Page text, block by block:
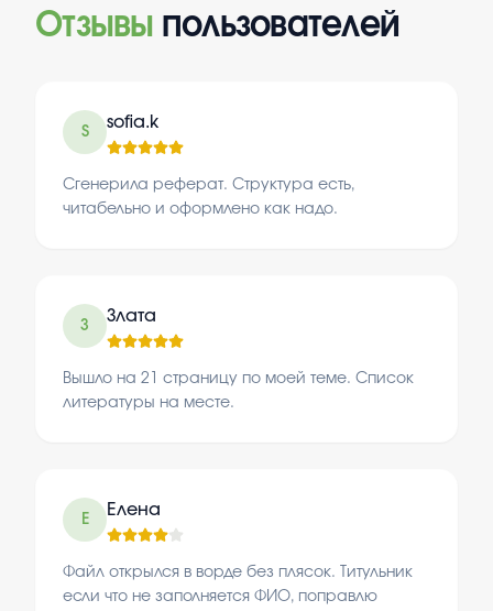
Отзывы пользователей
S
sofia.k
Сгенерила реферат. Структура есть,
читабельно и оформлено как надо.
З
Злата
Вышло на 21 страницу по моей теме. Список
литературы на месте.
Е
Елена
Файл открылся в ворде без плясок. Титульник
если что не заполняется ФИО, поправлю